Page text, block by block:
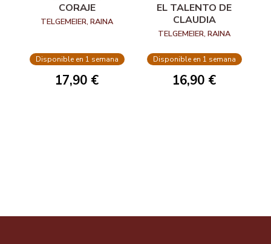
CORAJE
TELGEMEIER, RAINA
Disponible en 1 semana
17,90 €
EL TALENTO DE
CLAUDIA
TELGEMEIER, RAINA
Disponible en 1 semana
16,90 €